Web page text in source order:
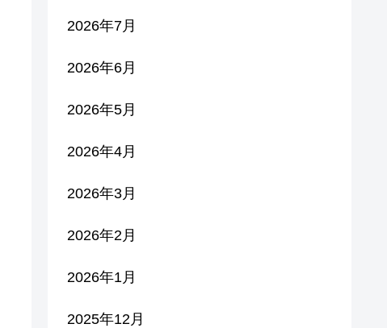
2026年7月
2026年6月
2026年5月
2026年4月
2026年3月
2026年2月
2026年1月
2025年12月